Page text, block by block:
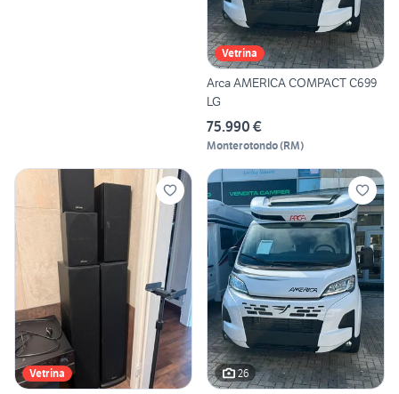
Vetrina
Arca AMERICA COMPACT C699
LG
75.990 €
Monterotondo(RM)
Vetrina 26